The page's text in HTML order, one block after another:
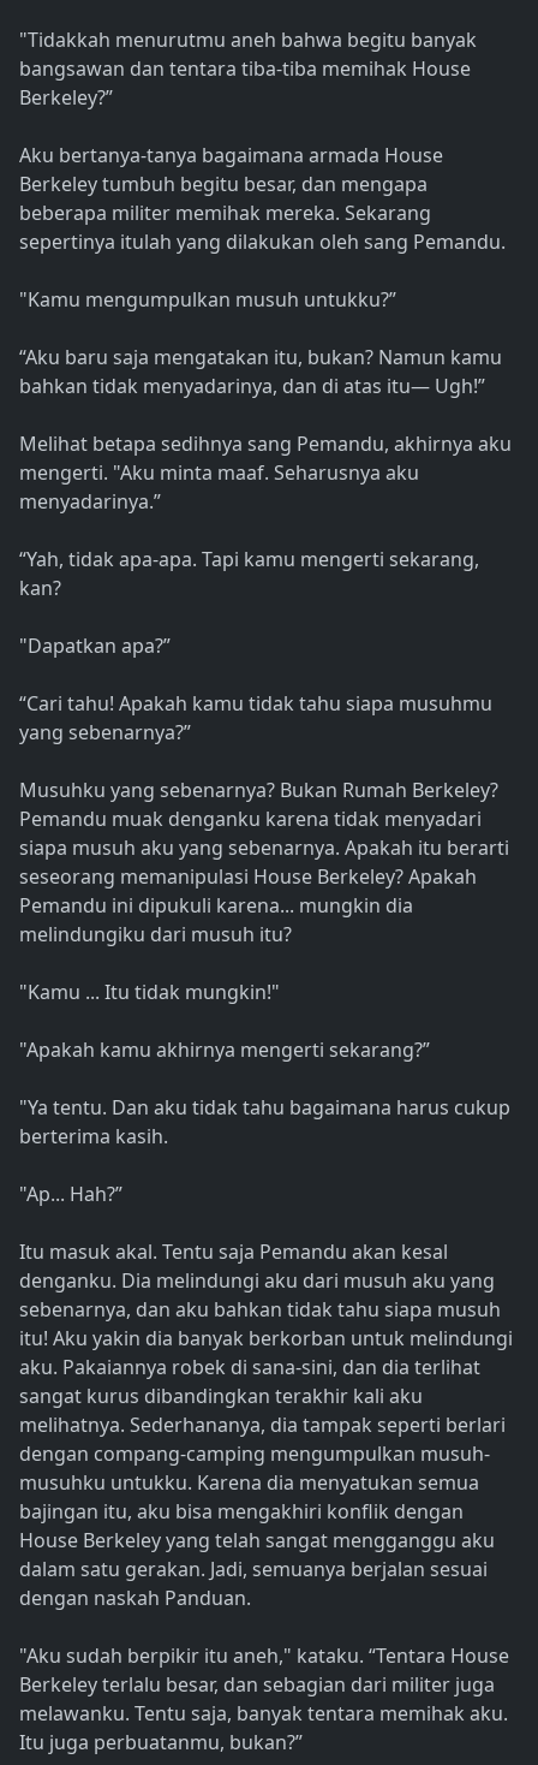
"Tidakkah menurutmu aneh bahwa begitu banyak
bangsawan dan tentara tiba-tiba memihak House
Berkeley?”
Aku bertanya-tanya bagaimana armada House
Berkeley tumbuh begitu besar, dan mengapa
beberapa militer memihak mereka. Sekarang
sepertinya itulah yang dilakukan oleh sang Pemandu.
"Kamu mengumpulkan musuh untukku?”
“Aku baru saja mengatakan itu, bukan? Namun kamu
bahkan tidak menyadarinya, dan di atas itu— Ugh!”
Melihat betapa sedihnya sang Pemandu, akhirnya aku
mengerti. "Aku minta maaf. Seharusnya aku
menyadarinya.”
“Yah, tidak apa-apa. Tapi kamu mengerti sekarang,
kan?
"Dapatkan apa?”
“Cari tahu! Apakah kamu tidak tahu siapa musuhmu
yang sebenarnya?”
Musuhku yang sebenarnya? Bukan Rumah Berkeley?
Pemandu muak denganku karena tidak menyadari
siapa musuh aku yang sebenarnya. Apakah itu berarti
seseorang memanipulasi House Berkeley? Apakah
Pemandu ini dipukuli karena... mungkin dia
melindungiku dari musuh itu?
"Kamu ... Itu tidak mungkin!"
"Apakah kamu akhirnya mengerti sekarang?”
"Ya tentu. Dan aku tidak tahu bagaimana harus cukup
berterima kasih.
"Ap... Hah?”
Itu masuk akal. Tentu saja Pemandu akan kesal
denganku. Dia melindungi aku dari musuh aku yang
sebenarnya, dan aku bahkan tidak tahu siapa musuh
itu! Aku yakin dia banyak berkorban untuk melindungi
aku. Pakaiannya robek di sana-sini, dan dia terlihat
sangat kurus dibandingkan terakhir kali aku
melihatnya. Sederhananya, dia tampak seperti berlari
dengan compang-camping mengumpulkan musuh-
musuhku untukku. Karena dia menyatukan semua
bajingan itu, aku bisa mengakhiri konflik dengan
House Berkeley yang telah sangat mengganggu aku
dalam satu gerakan. Jadi, semuanya berjalan sesuai
dengan naskah Panduan.
"Aku sudah berpikir itu aneh," kataku. “Tentara House
Berkeley terlalu besar, dan sebagian dari militer juga
melawanku. Tentu saja, banyak tentara memihak aku.
Itu juga perbuatanmu, bukan?”